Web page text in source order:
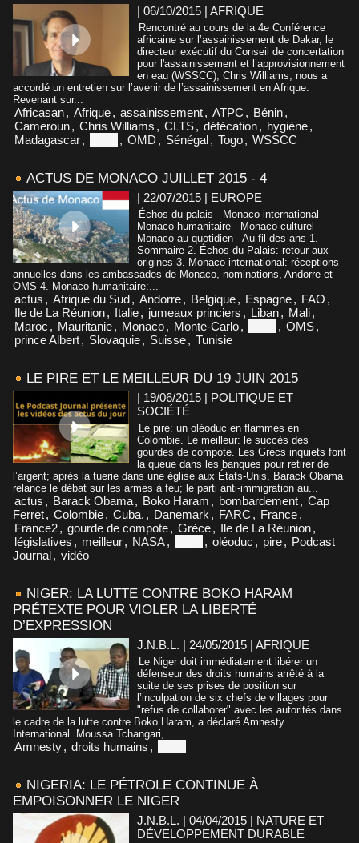
| 06/10/2015 | AFRIQUE
Rencontré au cours de la 4e Conférence
africaine sur l’assainissement de Dakar, le
directeur exécutif du Conseil de concertation
pour l'assainissement et l’approvisionnement
en eau (WSSCC), Chris Williams, nous a
accordé un entretien sur l’avenir de l’assainissement en Afrique.
Revenant sur...
Africasan, Afrique, assainissement, ATPC , Bénin,
Cameroun, Chris Williams , CLTS, défécation, hygiène,
Madagascar, , OMD , Sénégal, Togo, WSSCC
ACTUS DE MONACO JUILLET 2015 - 4
| 22/07/2015 | EUROPE
Échos du palais - Monaco international -
Monaco humanitaire - Monaco culturel -
Monaco au quotidien - Au fil des ans 1.
Sommaire 2. Échos du Palais: retour aux
origines 3. Monaco international: réceptions
annuelles dans les ambassades de Monaco, nominations, Andorre et
OMS 4. Monaco humanitaire:...
actus , Afrique du Sud, Andorre, Belgique, Espagne, FAO ,
Ile de La Réunion, Italie, jumeaux princiers , Liban, Mali,
Maroc , Mauritanie, Monaco, Monte-Carlo, , OMS,
prince Albert, Slovaquie, Suisse, Tunisie
LE PIRE ET LE MEILLEUR DU 19 JUIN 2015
| 19/06/2015 | POLITIQUE ET
SOCIÉTÉ
Le pire: un oléoduc en flammes en
Colombie. Le meilleur: le succès des
gourdes de compote. Les Grecs inquiets font
la queue dans les banques pour retirer de
l’argent; après la tuerie dans une église aux États-Unis, Barack Obama
relance le débat sur les armes à feu; le parti anti-immigration au...
actus , Barack Obama, Boko Haram , bombardement, Cap
Ferret, Colombie, Cuba. , Danemark , FARC , France,
France2, gourde de compote, Grèce, Ile de La Réunion,
législatives , meilleur, NASA, , oléoduc , pire, Podcast
Journal, vidéo
NIGER: LA LUTTE CONTRE BOKO HARAM
PRÉTEXTE POUR VIOLER LA LIBERTÉ
D’EXPRESSION
J.N.B.L. | 24/05/2015 | AFRIQUE
Le Niger doit immédiatement libérer un
défenseur des droits humains arrêté à la
suite de ses prises de position sur
l’inculpation de six chefs de villages pour
"refus de collaborer" avec les autorités dans
le cadre de la lutte contre Boko Haram, a déclaré Amnesty
International. Moussa Tchangari,...
Amnesty, droits humains ,
NIGERIA: LE PÉTROLE CONTINUE À
EMPOISONNER LE NIGER
J.N.B.L. | 04/04/2015 | NATURE ET
DÉVELOPPEMENT DURABLE